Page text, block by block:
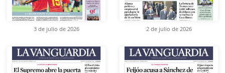
3 de julio de 2026 2 de julio de 2026